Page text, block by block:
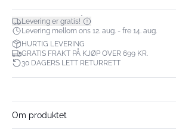
Levering er gratis!*
Levering mellom ons 12. aug. - fre 14. aug.
HURTIG LEVERING
GRATIS FRAKT PÅ KJØP OVER 699 KR.
30 DAGERS LETT RETURRETT
Om produktet